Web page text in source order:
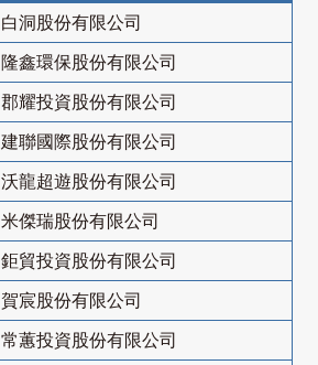
白洞股份有限公司
隆鑫環保股份有限公司
郡耀投資股份有限公司
建聯國際股份有限公司
沃龍超遊股份有限公司
米傑瑞股份有限公司
鉅貿投資股份有限公司
賀宸股份有限公司
常蕙投資股份有限公司